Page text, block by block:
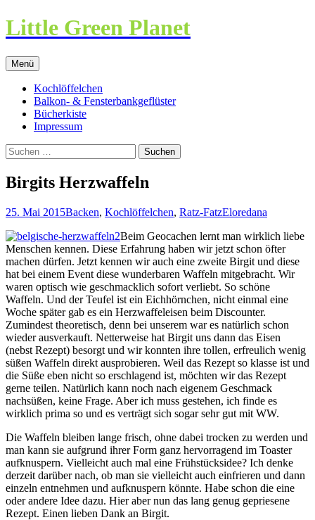
Little Green Planet
Menü Zum
Inhalt
springen
Kochlöffelchen
Balkon- & Fensterbankgeflüster
Bücherkiste
Impressum
Suchen
nach:
Birgits Herzwaffeln
25. Mai 2015Backen, Kochlöffelchen, Ratz-FatzEloredana
Beim Geocachen lernt man wirklich liebe
Menschen kennen. Diese Erfahrung haben wir jetzt schon öfter
machen dürfen. Jetzt kennen wir auch eine zweite Birgit und diese
hat bei einem Event diese wunderbaren Waffeln mitgebracht. Wir
waren optisch wie geschmacklich sofort verliebt. So schöne
Waffeln. Und der Teufel ist ein Eichhörnchen, nicht einmal eine
Woche später gab es ein Herzwaffeleisen beim Discounter.
Zumindest theoretisch, denn bei unserem war es natürlich schon
wieder ausverkauft. Netterweise hat Birgit uns dann das Eisen
(nebst Rezept) besorgt und wir konnten ihre tollen, erfreulich wenig
süßen Waffeln direkt ausprobieren. Weil das Rezept so klasse ist und
die Süße eben nicht so erschlagend ist, möchten wir das Rezept
gerne teilen. Natürlich kann noch nach eigenem Geschmack
nachsüßen, keine Frage. Aber ich muss gestehen, ich finde es
wirklich prima so und es verträgt sich sogar sehr gut mit WW.
Die Waffeln bleiben lange frisch, ohne dabei trocken zu werden und
man kann sie aufgrund ihrer Form ganz hervorragend im Toaster
aufknuspern. Vielleicht auch mal eine Frühstücksidee? Ich denke
derzeit darüber nach, ob man sie vielleicht auch einfrieren und dann
einzeln entnehmen und aufknuspern könnte. Habe schon die eine
oder andere Idee dazu. Hier aber nun das lang genug gepriesene
Rezept. Einen lieben Dank an Birgit.